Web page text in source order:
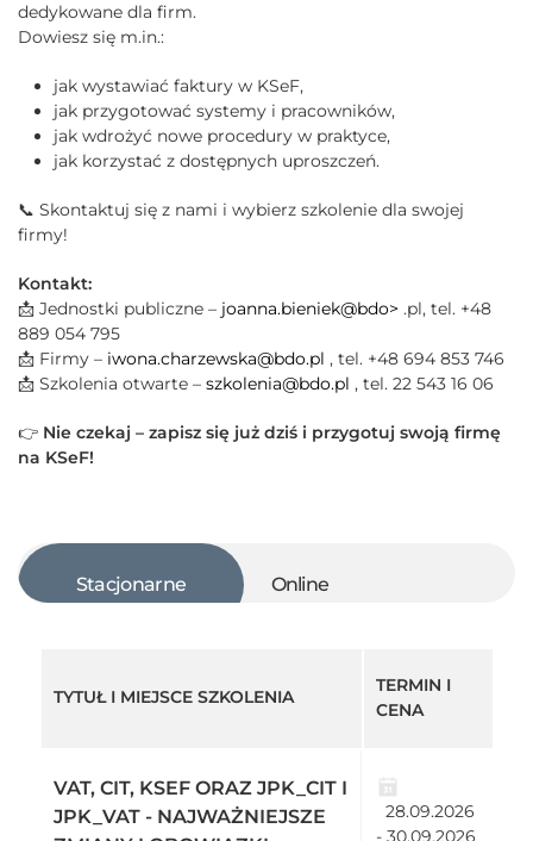
dedykowane dla firm.
Dowiesz się m.in.:
jak wystawiać faktury w KSeF,
jak przygotować systemy i pracowników,
jak wdrożyć nowe procedury w praktyce,
jak korzystać z dostępnych uproszczeń.
📞 Skontaktuj się z nami i wybierz szkolenie dla swojej
firmy!
Kontakt:
📩 Jednostki publiczne – joanna.bieniek@bdo> .pl, tel. +48
889 054 795
📩 Firmy – iwona.charzewska@bdo.pl , tel. +48 694 853 746
📩 Szkolenia otwarte – szkolenia@bdo.pl , tel. 22 543 16 06
👉 Nie czekaj – zapisz się już dziś i przygotuj swoją firmę
na KSeF!
Stacjonarne Online
TYTUŁ I MIEJSCE SZKOLENIA
TERMIN I
CENA
VAT, CIT, KSEF ORAZ JPK_CIT I
JPK_VAT - NAJWAŻNIEJSZE
28.09.2026
- 30.09.2026